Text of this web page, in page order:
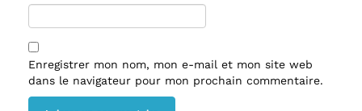
Enregistrer mon nom, mon e-mail et mon site web
dans le navigateur pour mon prochain commentaire.